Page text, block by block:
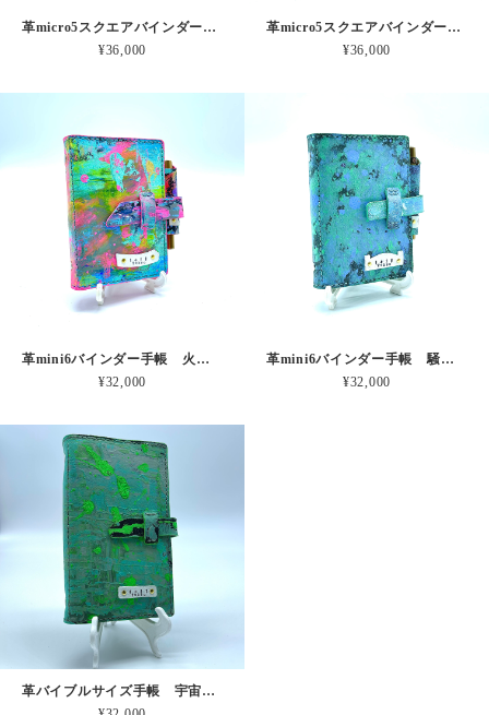
革micro5スクエアバインダー手帳 ピンクオーロラの爆発 本革
¥36,000
革micro5スクエアバインダー手帳 みずいろゾウさんピンク 本革
¥36,000
革mini6バインダー手帳 火の子舞う風景 本革
¥32,000
革mini6バインダー手帳 騒がしのしずか 本革
¥32,000
革バイブルサイズ手帳 宇宙のスクリーン 本革